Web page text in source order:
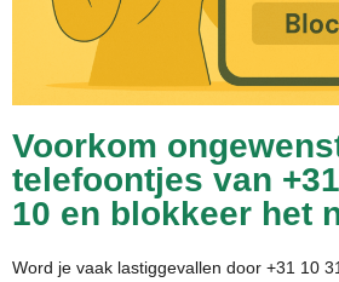
Voorkom
telefoontjes van
10 en blokkeer het
Word je vaak lastiggevallen door +31 10